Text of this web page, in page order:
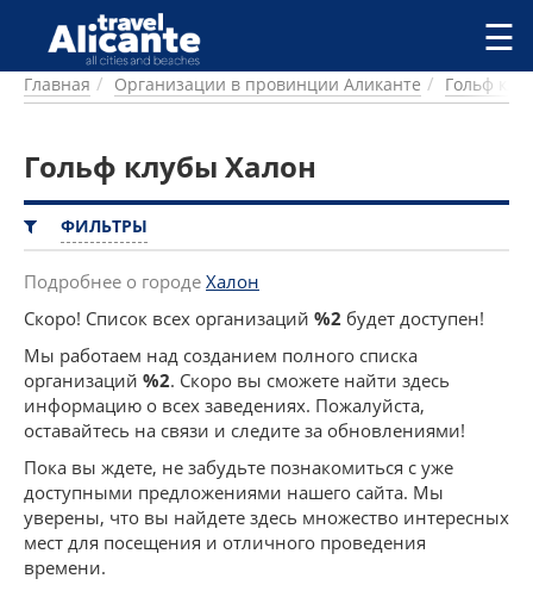
Перейти к основному содержанию
ГОРОДА
ПИТАНИЕ
ПРОЖИВАНИЕ
ПЛЯЖИ
ДОСТОПРИМЕЧАТЕЛЬНОСТИ
КЕМПИНГ
КОМАРКИ (РАЙОНЫ)
РЕЦЕПТЫ
ПРЕДЛОЖЕНИЯ
СТАТЬИ
УСЛУГИ
☰
Главная Организации в провинции Аликанте Гольф
Гольф клубы Халон
ФИЛЬТРЫ
Подробнее о городе Халон
Скоро! Список всех организаций %2 будет доступен!
Мы работаем над созданием полного списка
организаций %2. Скоро вы сможете найти здесь
информацию о всех заведениях. Пожалуйста,
оставайтесь на связи и следите за обновлениями!
Пока вы ждете, не забудьте познакомиться с уже
доступными предложениями нашего сайта. Мы
уверены, что вы найдете здесь множество интересных
мест для посещения и отличного проведения
времени.